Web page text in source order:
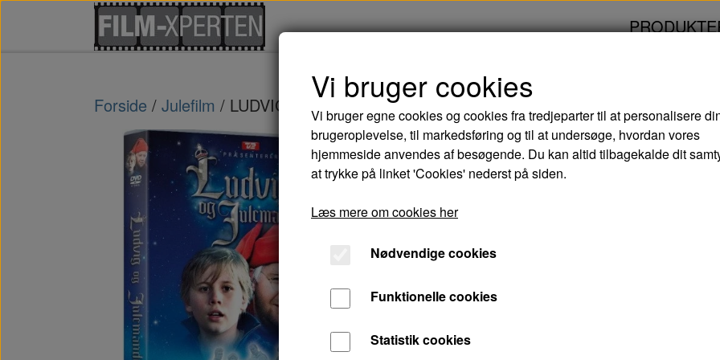
Forside Julefilm LUDVIG OG JULEMANDEN - DVD
LUDVIG OG
99,00 kr.
Ludvig og Julemanden er et ægte
mystik, humor, nisser, magi og ægte
midlertidigt ind med familien på Børglum
Vi bruger cookies
Vi bruger egne cookies og cookies fra tredjeparter til at personalisere
brugeroplevelse, til markedsføring og til at undersøge, hvordan vores
hjemmeside anvendes af besøgende. Du kan altid tilbagekalde dit
at trykke på linket 'Cookies' nederst på siden.
Læs mere om cookies her
Nødvendige cookies
Funktionelle cookies
Statistik cookies